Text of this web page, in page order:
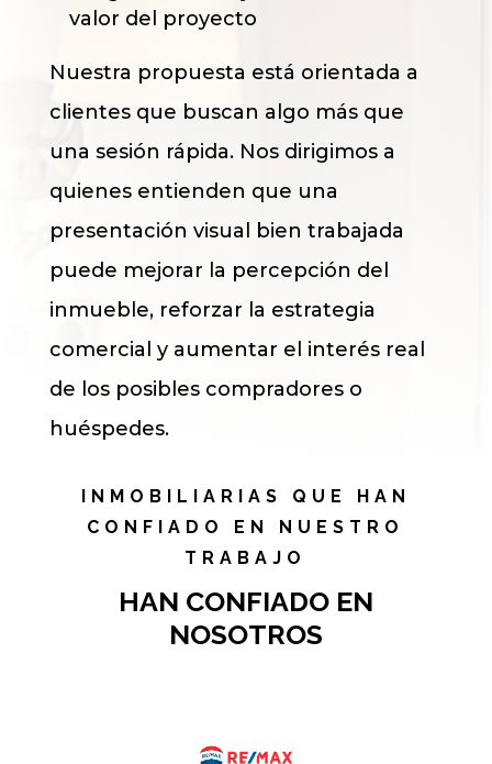
valor del proyecto
Nuestra propuesta está orientada a
clientes que buscan algo más que
una sesión rápida. Nos dirigimos a
quienes entienden que una
presentación visual bien trabajada
puede mejorar la percepción del
inmueble, reforzar la estrategia
comercial y aumentar el interés real
de los posibles compradores o
huéspedes.
INMOBILIARIAS QUE HAN
CONFIADO EN NUESTRO
TRABAJO
HAN CONFIADO EN
NOSOTROS